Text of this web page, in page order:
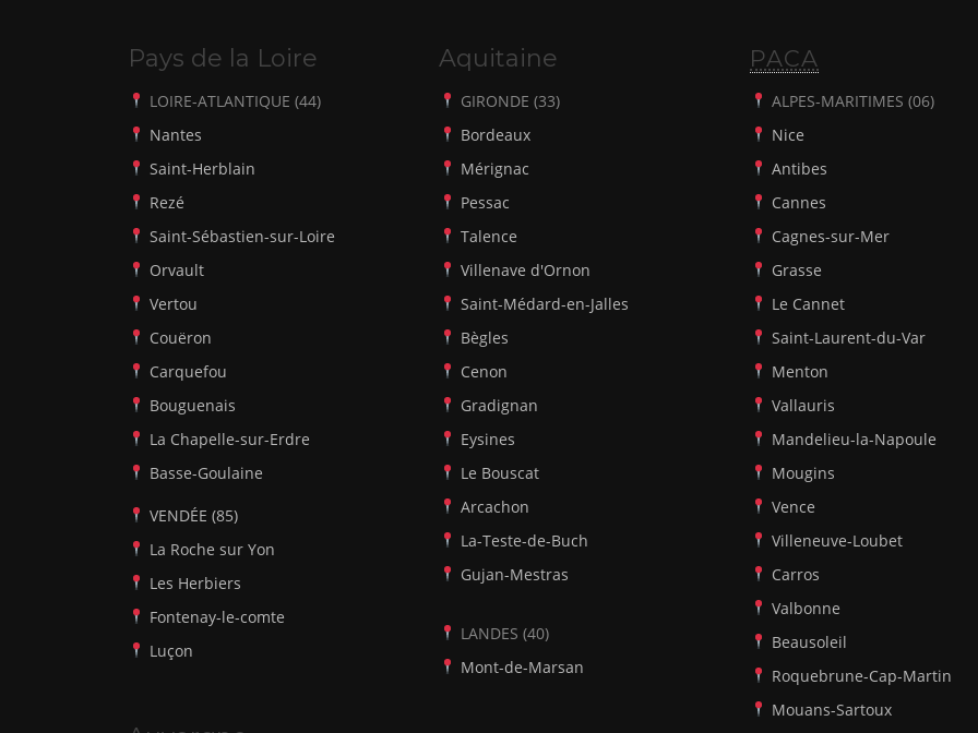
Pays de la Loire
LOIRE-ATLANTIQUE (44)
Nantes
Saint-Herblain
Rezé
Saint-Sébastien-sur-Loire
Orvault
Vertou
Couëron
Carquefou
Bouguenais
La Chapelle-sur-Erdre
Basse-Goulaine
VENDÉE (85)
La Roche sur Yon
Les Herbiers
Fontenay-le-comte
Luçon
Aquitaine
GIRONDE (33)
Bordeaux
Mérignac
Pessac
Talence
Villenave d'Ornon
Saint-Médard-en-Jalles
Bègles
Cenon
Gradignan
Eysines
Le Bouscat
Arcachon
La-Teste-de-Buch
Gujan-Mestras
LANDES (40)
Mont-de-Marsan
PACA
ALPES-MARITIMES (06)
Nice
Antibes
Cannes
Cagnes-sur-Mer
Grasse
Le Cannet
Saint-Laurent-du-Var
Menton
Vallauris
Mandelieu-la-Napoule
Mougins
Vence
Villeneuve-Loubet
Carros
Valbonne
Beausoleil
Roquebrune-Cap-Martin
Mouans-Sartoux